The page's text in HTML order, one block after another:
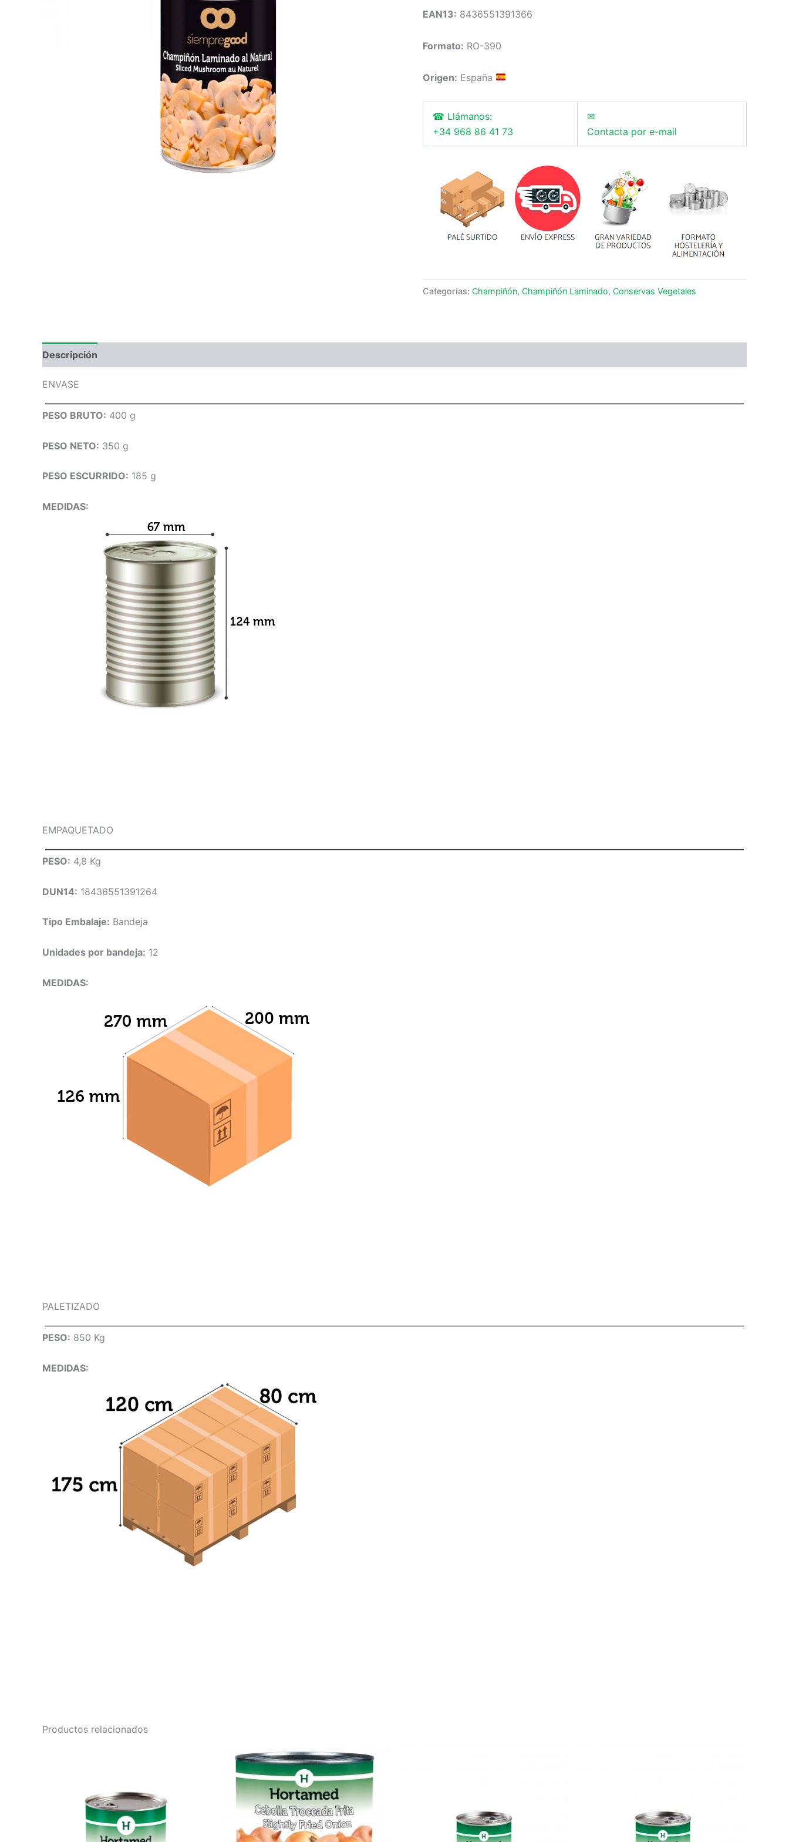
EAN13: 8436551391366
Formato: RO-390
Origen: España
☎ Llámanos:
+34 968 86 41 73
✉
Contacta por e-mail
Categorías: Champiñón, Champiñón Laminado, Conservas Vegetales
Descripción
ENVASE
PESO BRUTO: 400 g
PESO NETO: 350 g
PESO ESCURRIDO: 185 g
MEDIDAS:
EMPAQUETADO
PESO: 4,8 Kg
DUN14: 18436551391264
Tipo Embalaje: Bandeja
Unidades por bandeja: 12
MEDIDAS:
PALETIZADO
PESO: 850 Kg
MEDIDAS:
Productos relacionados